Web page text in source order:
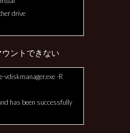
drive
ントできない
-R
has been successfully